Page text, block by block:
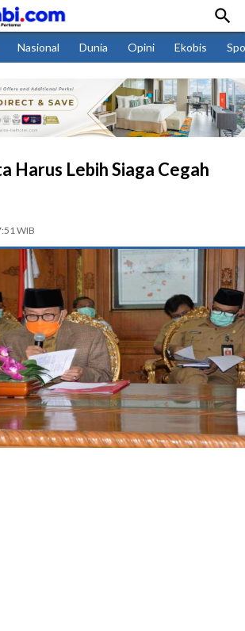

Nasional Dunia Opini Ekobis
Harus Lebih Siaga Cegah
WIB